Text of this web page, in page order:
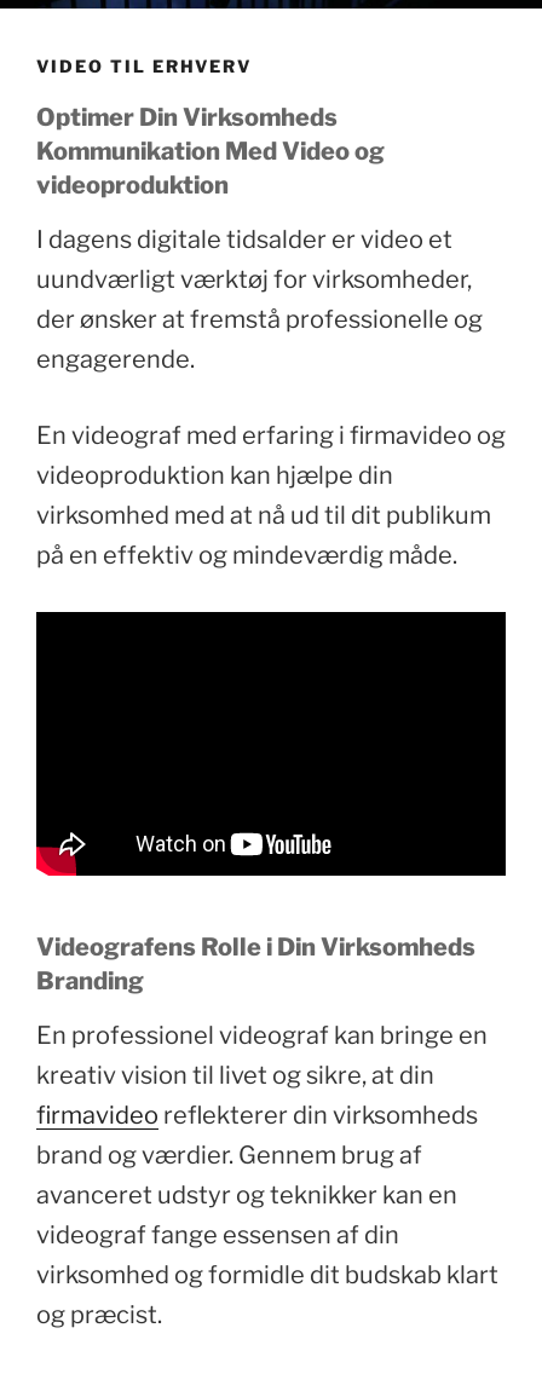
VIDEO TIL ERHVERV
Optimer Din Virksomheds
Kommunikation Med Video og
videoproduktion
I dagens digitale tidsalder er video et
uundværligt værktøj for virksomheder,
der ønsker at fremstå professionelle og
engagerende.
En videograf med erfaring i firmavideo og
videoproduktion kan hjælpe din
virksomhed med at nå ud til dit publikum
på en effektiv og mindeværdig måde.
Videografens Rolle i Din Virksomheds
Branding
En professionel videograf kan bringe en
kreativ vision til livet og sikre, at din
firmavideo reflekterer din virksomheds
brand og værdier. Gennem brug af
avanceret udstyr og teknikker kan en
videograf fange essensen af din
virksomhed og formidle dit budskab klart
og præcist.